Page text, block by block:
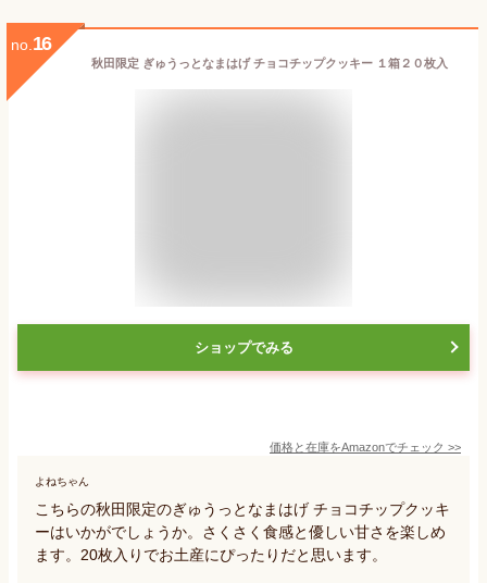
no. 16
秋田限定 ぎゅうっとなまはげ チョコチップクッキー １箱２０枚入
ショップでみる
価格と在庫をAmazonでチェック >>
よねちゃん
こちらの秋田限定のぎゅうっとなまはげ チョコチップクッキ
ーはいかがでしょうか。さくさく食感と優しい甘さを楽しめ
ます。20枚入りでお土産にぴったりだと思います。